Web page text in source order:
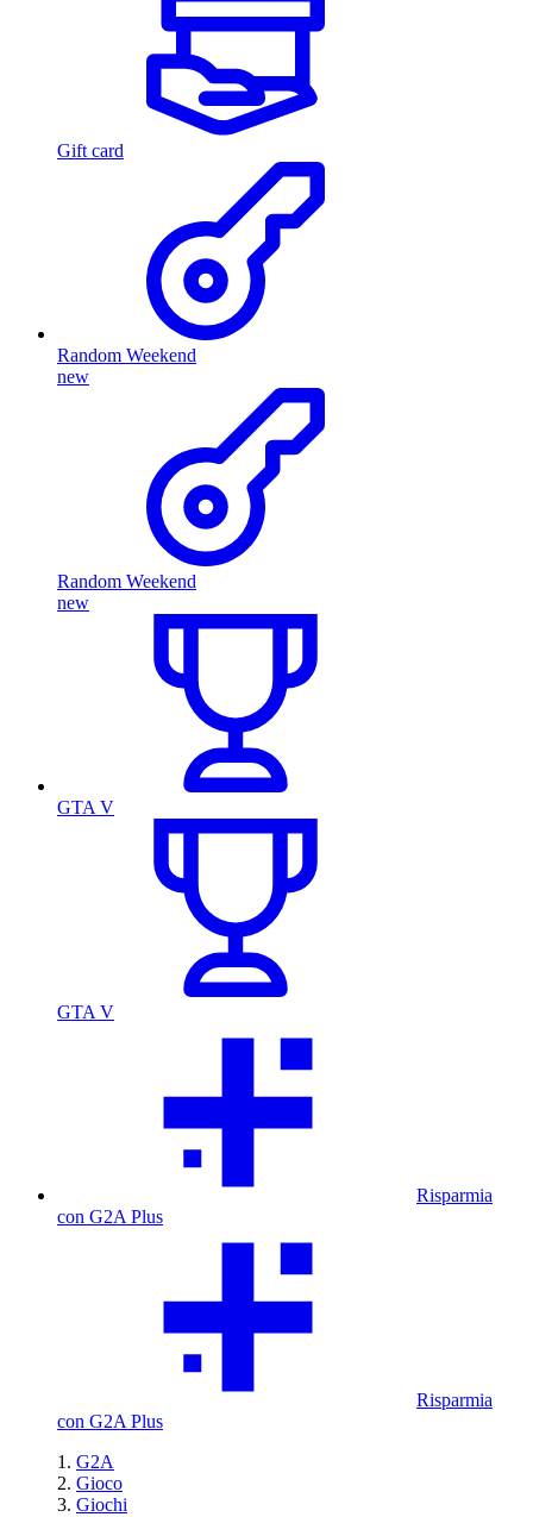
Gift card
Random Weekend
new
Random Weekend
new
GTA V
GTA V
Risparmia
con G2A Plus
Risparmia
con G2A Plus
G2A
Gioco
Giochi